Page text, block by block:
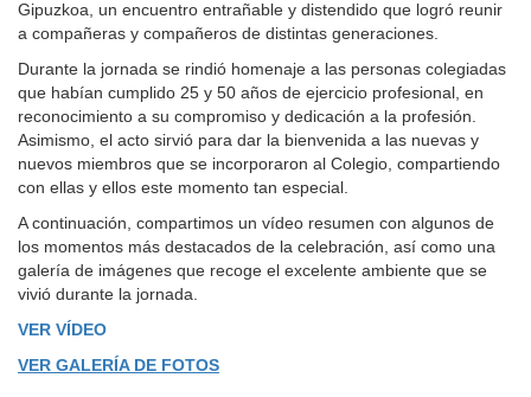
Gipuzkoa, un encuentro entrañable y distendido que logró reunir
a compañeras y compañeros de distintas generaciones.
Durante la jornada se rindió homenaje a las personas colegiadas
que habían cumplido 25 y 50 años de ejercicio profesional, en
reconocimiento a su compromiso y dedicación a la profesión.
Asimismo, el acto sirvió para dar la bienvenida a las nuevas y
nuevos miembros que se incorporaron al Colegio, compartiendo
con ellas y ellos este momento tan especial.
A continuación, compartimos un vídeo resumen con algunos de
los momentos más destacados de la celebración, así como una
galería de imágenes que recoge el excelente ambiente que se
vivió durante la jornada.
VER VÍDEO
VER GALERÍA DE FOTOS